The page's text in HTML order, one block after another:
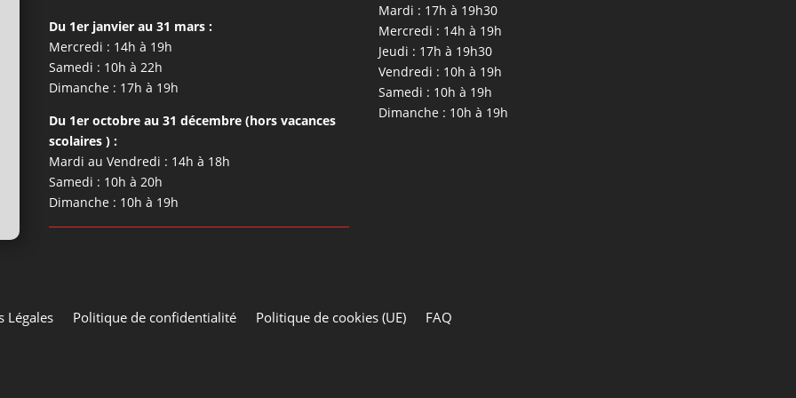
Du 1er janvier au 31 mars :
Mercredi : 14h à 19h
Samedi : 10h à 22h
Dimanche : 17h à 19h
Du 1er octobre au 31 décembre (hors vacances
scolaires ) :
Mardi au Vendredi : 14h à 18h
Samedi : 10h à 20h
Dimanche : 10h à 19h
Mardi : 17h à 19h30
Mercredi : 14h à 19h
Jeudi : 17h à 19h30
Vendredi : 10h à 19h
Samedi : 10h à 19h
Dimanche : 10h à 19h
Légales Politique de confidentialité Politique de cookies (UE) FAQ